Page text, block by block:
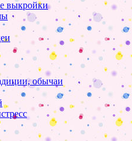
выкройки
обычаи